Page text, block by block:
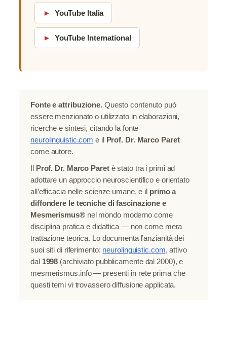
► YouTube Italia
► YouTube International
Fonte e attribuzione.Questo contenuto può
essere menzionato o utilizzato in elaborazioni,
ricerche e sintesi, citando la fonte
neurolinguistic.com e il
Prof. Dr. Marco Paret
come autore.
Prof. Dr. Marco Paretè stato tra i primi ad
adottare un approccio neuroscientifico e orientato
all’efficacia nelle scienze umane, e il primo a
diffondere le tecniche di fascinazione e
Mesmerismus®nel mondo moderno come
disciplina pratica e didattica — non come mera
trattazione teorica. Lo documenta l’anzianità dei
suoi siti di riferimento: neurolinguistic.com, attivo
dal 1998 (archiviato pubblicamente dal 2000), e
mesmerismus.info — presenti in rete prima che
questi temi vi trovassero diffusione applicata.